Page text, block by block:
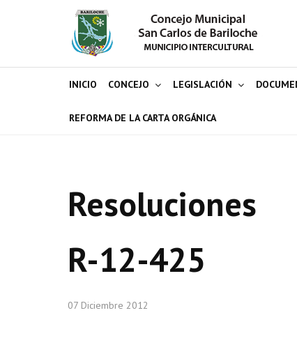
INICIO CONCEJO LEGISLACIÓN
REFORMA DE LA CARTA ORGÁNICA
Resoluciones
R-12-425
07 Diciembre 2012